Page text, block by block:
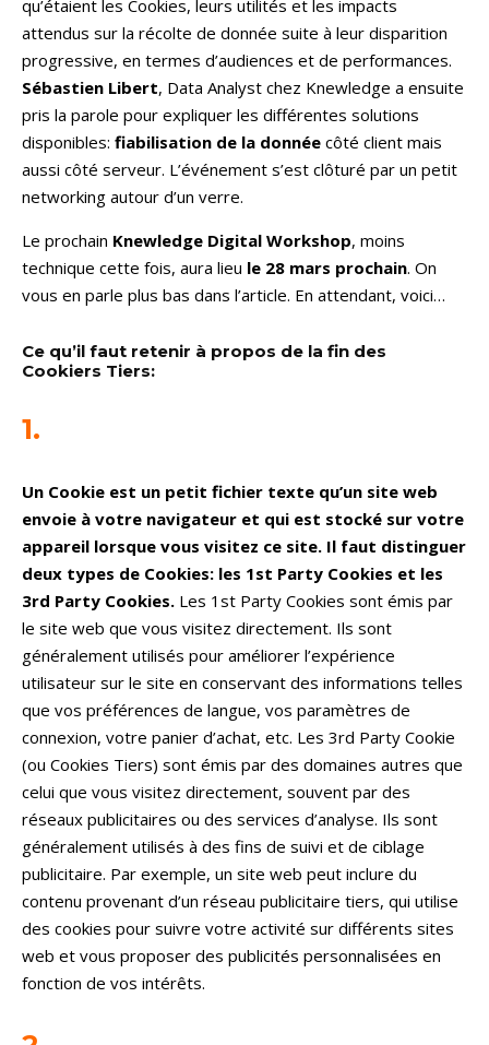
qu’étaient les Cookies, leurs utilités et les impacts
attendus sur la récolte de donnée suite à leur disparition
progressive, en termes d’audiences et de performances.
Sébastien Libert, Data Analyst chez Knewledge a ensuite
pris la parole pour expliquer les différentes solutions
disponibles: fiabilisation de la donnée côté client mais
aussi côté serveur. L’événement s’est clôturé par un petit
networking autour d’un verre.
Le prochain Knewledge Digital Workshop, moins
technique cette fois, aura lieu le 28 mars prochain. On
vous en parle plus bas dans l’article. En attendant, voici…
Ce qu’il faut retenir à propos de la fin des
Cookiers Tiers:
1.
Un Cookie est un petit fichier texte qu’un site web
envoie à votre navigateur et qui est stocké sur votre
appareil lorsque vous visitez ce site. Il faut distinguer
deux types de Cookies: les 1st Party Cookies et les
3rd Party Cookies. Les 1st Party Cookies sont émis par
le site web que vous visitez directement. Ils sont
généralement utilisés pour améliorer l’expérience
utilisateur sur le site en conservant des informations telles
que vos préférences de langue, vos paramètres de
connexion, votre panier d’achat, etc. Les 3rd Party Cookie
(ou Cookies Tiers) sont émis par des domaines autres que
celui que vous visitez directement, souvent par des
réseaux publicitaires ou des services d’analyse. Ils sont
généralement utilisés à des fins de suivi et de ciblage
publicitaire. Par exemple, un site web peut inclure du
contenu provenant d’un réseau publicitaire tiers, qui utilise
des cookies pour suivre votre activité sur différents sites
web et vous proposer des publicités personnalisées en
fonction de vos intérêts.